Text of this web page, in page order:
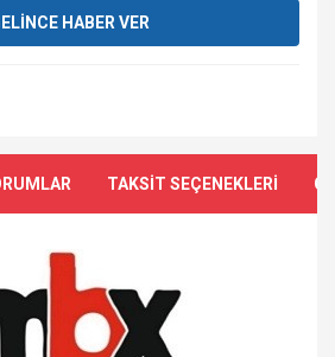
HABER VER
TAKSİT SEÇENEKLERİ